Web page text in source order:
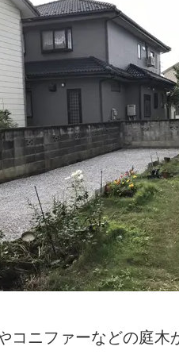
コニファーなどの庭木